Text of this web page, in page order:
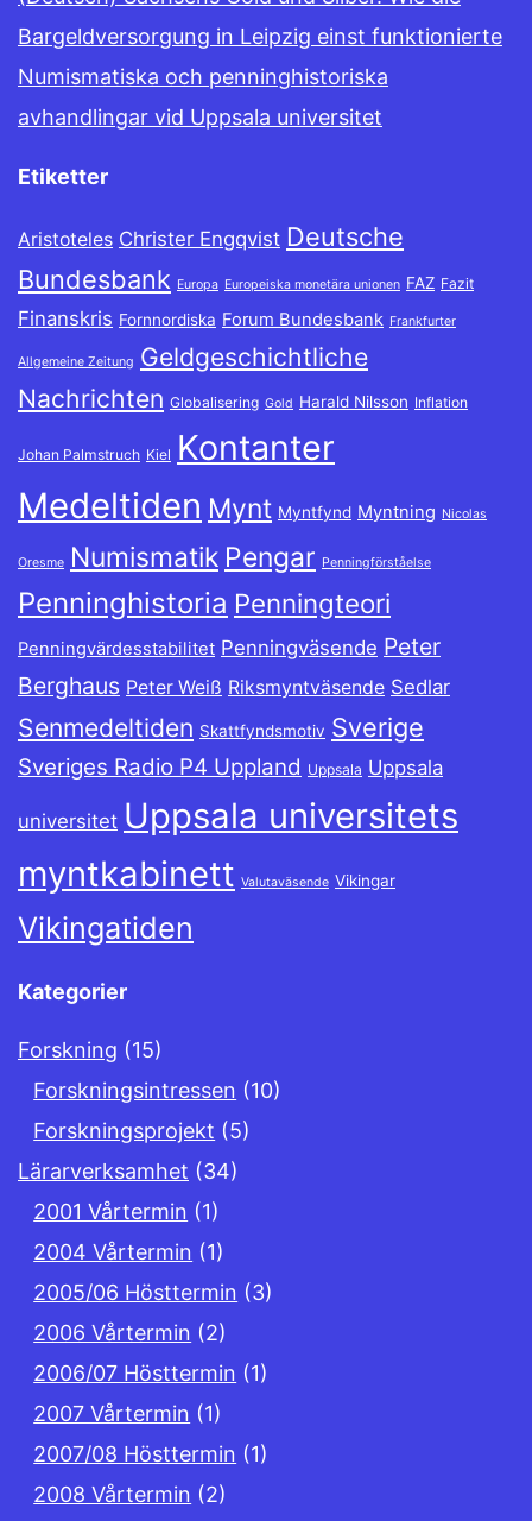
Bargeldversorgung in Leipzig einst funktionierte
Numismatiska och penninghistoriska
avhandlingar vid Uppsala universitet
Etiketter
Aristoteles Christer Engqvist Deutsche
Bundesbank Europa Europeiska monetära unionen FAZ Fazit
Finanskris Fornnordiska Forum Bundesbank Frankfurter
Allgemeine Zeitung Geldgeschichtliche
Nachrichten Globalisering Gold Harald Nilsson Inflation
Johan Palmstruch Kiel Kontanter
Medeltiden Mynt Myntfynd Myntning Nicolas
Oresme Numismatik Pengar Penningförståelse
Penninghistoria Penningteori
Penningvärdesstabilitet Penningväsende Peter
Berghaus Peter Weiß Riksmyntväsende Sedlar
Senmedeltiden Skattfyndsmotiv Sverige
Sveriges Radio P4 Uppland Uppsala Uppsala
universitet Uppsala universitets
myntkabinett Valutaväsende Vikingar
Vikingatiden
Kategorier
Forskning (15)
Forskningsintressen (10)
Forskningsprojekt (5)
Lärarverksamhet (34)
2001 Vårtermin (1)
2004 Vårtermin (1)
2005/06 Hösttermin (3)
2006 Vårtermin (2)
2006/07 Hösttermin (1)
2007 Vårtermin (1)
2007/08 Hösttermin (1)
2008 Vårtermin (2)